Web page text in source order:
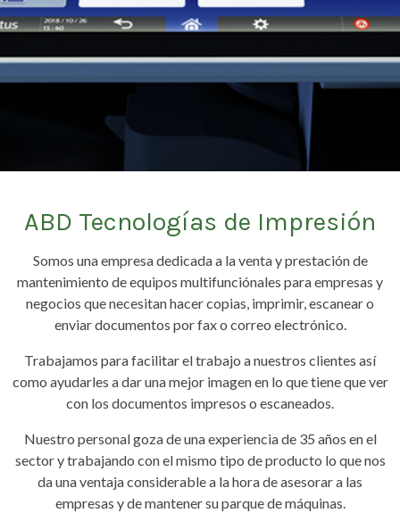
ABD Tecnologías de Impresión
Somos una empresa dedicada a la venta y prestación de
mantenimiento de equipos multifunciónales para empresas y
negocios que necesitan hacer copias, imprimir, escanear o
enviar documentos por fax o correo electrónico.
Trabajamos para facilitar el trabajo a nuestros clientes así
como ayudarles a dar una mejor imagen en lo que tiene que ver
con los documentos impresos o escaneados.
Nuestro personal goza de una experiencia de 35 años en el
sector y trabajando con el mismo tipo de producto lo que nos
da una ventaja considerable a la hora de asesorar a las
empresas y de mantener su parque de máquinas.